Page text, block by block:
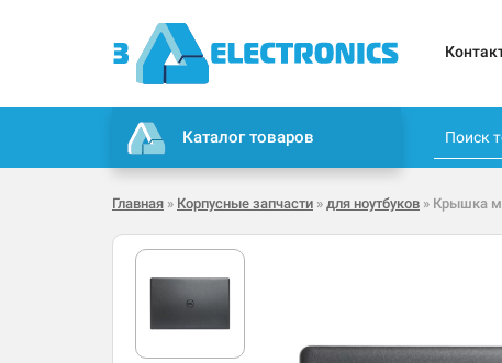
Каталог товаров
Главная » Корпусные запчасти » для ноутбуков » Крышка